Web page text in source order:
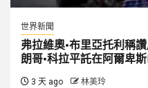
世界新聞
弗拉維奧·布里亞托利稱
朗哥·科拉平託在阿爾卑
3 天 ago 林美玲